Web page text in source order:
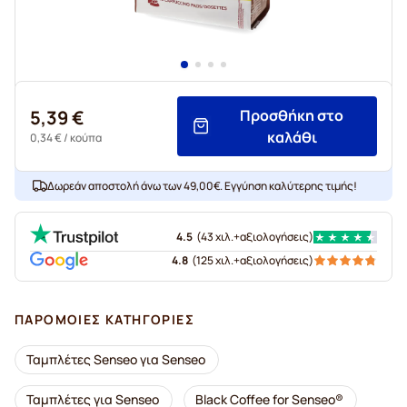
5,39 €
0,34 €/ κούπα
Προσθήκη στο
καλάθι
Δωρεάν αποστολή άνω των 49,00€. Εγγύηση καλύτερης τιμής!
4.5 (43 χιλ.+αξιολογήσεις)
4.8 (125 χιλ.+αξιολογήσεις)
ΠΑΡΌΜΟΙΕΣ ΚΑΤΗΓΟΡΊΕΣ
Ταμπλέτες Senseo για Senseo
Ταμπλέτες για Senseo Black Coffee for Senseo®